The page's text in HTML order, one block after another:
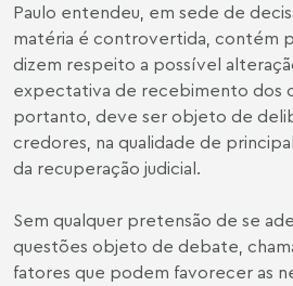
Paulo entendeu, em sede de
matéria é controvertida, contém
dizem respeito a possível
expectativa de recebimento dos
portanto, deve ser objeto de
credores, na qualidade de
da recuperação judicial.
Sem qualquer pretensão de se
questões objeto de debate,
fatores que podem favorecer as